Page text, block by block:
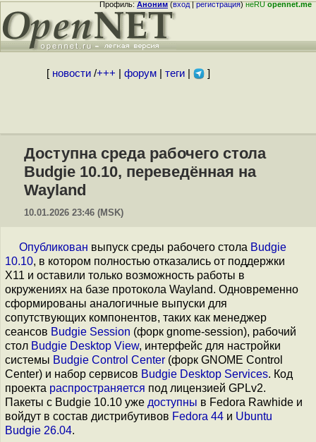
Профиль:Аноним(вход|регистрация)неRUopennet.me
[ новости/+++ форум| теги| ]
Доступна среда рабочего стола
Budgie 10.10, переведённая на
Wayland
10.01.2026 23:46 (MSK)
Опубликован выпуск среды рабочего стола Budgie
10.10, в котором полностью отказались от поддержки
X11 и оставили только возможность работы в
окружениях на базе протокола Wayland. Одновременно
сформированы аналогичные выпуски для
сопутствующих компонентов, таких как менеджер
сеансов Budgie Session (форк gnome-session), рабочий
стол Budgie Desktop View, интерфейс для настройки
системы Budgie Control Center (форк GNOME Control
Center) и набор сервисов Budgie Desktop Services. Код
проекта распространяется под лицензией GPLv2.
Пакеты с Budgie 10.10 уже доступны в Fedora Rawhide и
войдут в состав дистрибутивов Fedora 44 и Ubuntu
Budgie 26.04.